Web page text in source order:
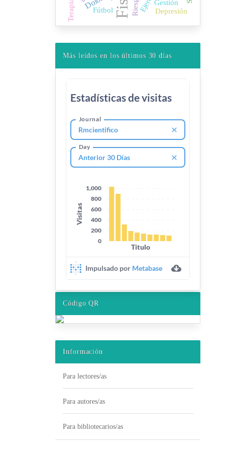
Fútbol
Gestión
Riesgo Depresión
Terapia
Más leídos en los últimos 30 días
Código QR
Información
Para lectores/as
Para autores/as
Para bibliotecarios/as